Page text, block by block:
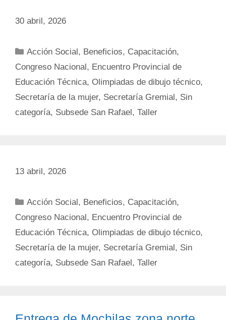
30 abril, 2026
Categorías
Acción Social , Beneficios, Capacitación,
Congreso Nacional , Encuentro Provincial de
Educación Técnica, Olimpiadas de dibujo técnico,
Secretaría de la mujer, Secretaría Gremial , Sin
categoría, Subsede San Rafael , Taller
13 abril, 2026
Categorías
Acción Social, Beneficios, Capacitación,
Congreso Nacional, Encuentro Provincial de
Educación Técnica, Olimpiadas de dibujo técnico,
Secretaría de la mujer, Secretaría Gremial, Sin
categoría, Subsede San Rafael, Taller